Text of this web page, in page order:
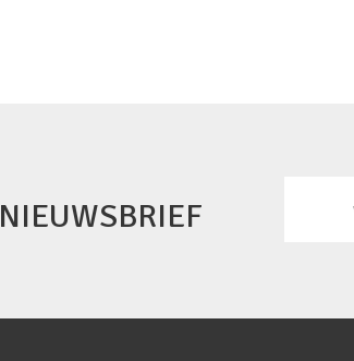
NIEUWSBRIEF